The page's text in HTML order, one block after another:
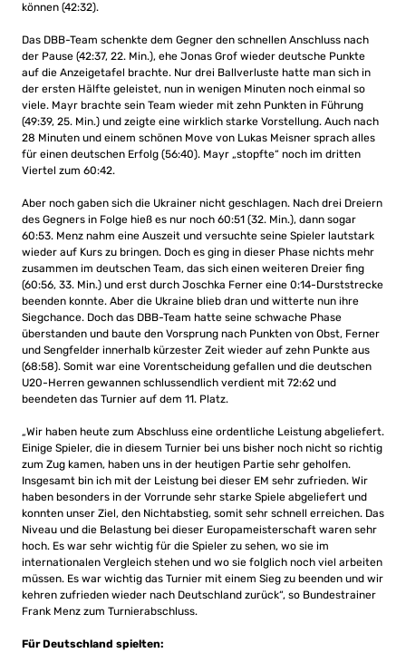
können (42:32).
Das DBB-Team schenkte dem Gegner den schnellen Anschluss nach
der Pause (42:37, 22. Min.), ehe Jonas Grof wieder deutsche Punkte
auf die Anzeigetafel brachte. Nur drei Ballverluste hatte man sich in
der ersten Hälfte geleistet, nun in wenigen Minuten noch einmal so
viele. Mayr brachte sein Team wieder mit zehn Punkten in Führung
(49:39, 25. Min.) und zeigte eine wirklich starke Vorstellung. Auch nach
28 Minuten und einem schönen Move von Lukas Meisner sprach alles
für einen deutschen Erfolg (56:40). Mayr „stopfte“ noch im dritten
Viertel zum 60:42.
Aber noch gaben sich die Ukrainer nicht geschlagen. Nach drei Dreiern
des Gegners in Folge hieß es nur noch 60:51 (32. Min.), dann sogar
60:53. Menz nahm eine Auszeit und versuchte seine Spieler lautstark
wieder auf Kurs zu bringen. Doch es ging in dieser Phase nichts mehr
zusammen im deutschen Team, das sich einen weiteren Dreier fing
(60:56, 33. Min.) und erst durch Joschka Ferner eine 0:14-Durststrecke
beenden konnte. Aber die Ukraine blieb dran und witterte nun ihre
Siegchance. Doch das DBB-Team hatte seine schwache Phase
überstanden und baute den Vorsprung nach Punkten von Obst, Ferner
und Sengfelder innerhalb kürzester Zeit wieder auf zehn Punkte aus
(68:58). Somit war eine Vorentscheidung gefallen und die deutschen
U20-Herren gewannen schlussendlich verdient mit 72:62 und
beendeten das Turnier auf dem 11. Platz.
„Wir haben heute zum Abschluss eine ordentliche Leistung abgeliefert.
Einige Spieler, die in diesem Turnier bei uns bisher noch nicht so richtig
zum Zug kamen, haben uns in der heutigen Partie sehr geholfen.
Insgesamt bin ich mit der Leistung bei dieser EM sehr zufrieden. Wir
haben besonders in der Vorrunde sehr starke Spiele abgeliefert und
konnten unser Ziel, den Nichtabstieg, somit sehr schnell erreichen. Das
Niveau und die Belastung bei dieser Europameisterschaft waren sehr
hoch. Es war sehr wichtig für die Spieler zu sehen, wo sie im
internationalen Vergleich stehen und wo sie folglich noch viel arbeiten
müssen. Es war wichtig das Turnier mit einem Sieg zu beenden und wir
kehren zufrieden wieder nach Deutschland zurück“, so Bundestrainer
Frank Menz zum Turnierabschluss.
Für Deutschland spielten: